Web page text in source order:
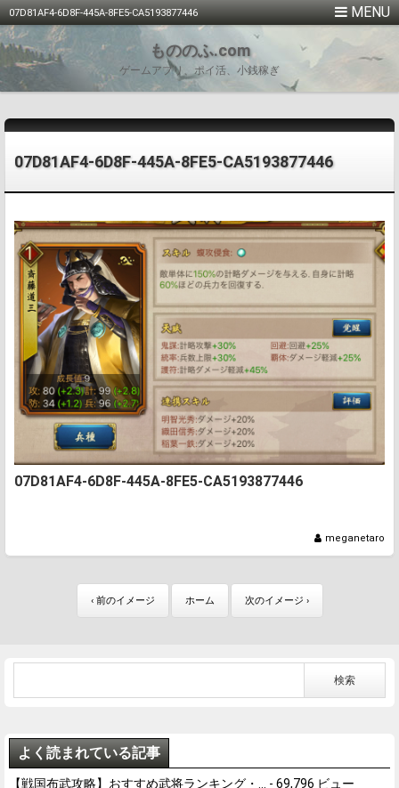
07D81AF4-6D8F-445A-8FE5-CA5193877446
もののふ.com
ゲームアプリ、ポイ活、小銭稼ぎ
07D81AF4-6D8F-445A-8FE5-CA5193877446
07D81AF4-6D8F-445A-8FE5-CA5193877446
meganetaro
‹ 前のイメージ ホーム 次のイメージ ›
よく読まれている記事
【戦国布武攻略】おすすめ武将ランキング・...
- 69,796 ビュー